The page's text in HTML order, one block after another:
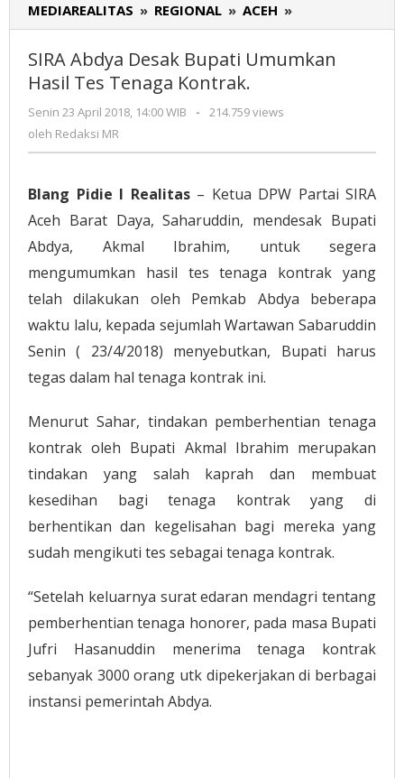
MEDIAREALITAS » REGIONAL » ACEH »
Abdya
Desak
Bupati
Tenaga
SIRA Abdya Desak Bupati Umumkan
Hasil Tes Tenaga Kontrak.
Senin 23 April 2018, 14:00 WIB
oleh
-
214.759 views
oleh Redaksi MR
Blang Pidie I Realitas– Ketua DPW Partai SIRA
Aceh Barat Daya, Saharuddin, mendesak Bupati
Abdya, Akmal Ibrahim, untuk segera
mengumumkan hasil tes tenaga kontrak yang
telah dilakukan oleh Pemkab Abdya beberapa
waktu lalu, kepada sejumlah Wartawan Sabaruddin
Senin ( 23/4/2018) menyebutkan, Bupati harus
tegas dalam hal tenaga kontrak ini.
Menurut Sahar, tindakan pemberhentian tenaga
kontrak oleh Bupati Akmal Ibrahim merupakan
tindakan yang salah kaprah dan membuat
kesedihan bagi tenaga kontrak yang di
berhentikan dan kegelisahan bagi mereka yang
sudah mengikuti tes sebagai tenaga kontrak.
“Setelah keluarnya surat edaran mendagri tentang
pemberhentian tenaga honorer, pada masa Bupati
Jufri Hasanuddin menerima tenaga kontrak
sebanyak 3000 orang utk dipekerjakan di berbagai
instansi pemerintah Abdya.